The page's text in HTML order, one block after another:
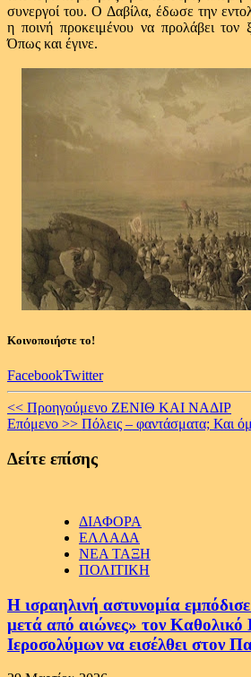
συνεργοί του. Ο Δαβίλα, έδωσε την
η ποινή προκειμένου να προλάβει
Όπως και έγινε.
Κοινοποιήστε το!
FacebookTwitter
Continue
Reading
<< Προηγούμενο ΖΕΝΙΘ ΚΑΙ ΝΑΔΙΡ
Επόμενο >> Πόλεις – φαντάσματα; Και
Δείτε επίσης
ΔΙΑΦΟΡΑ
ΕΛΛΑΔΑ
ΝΕΑ ΤΑΞΗ
ΠΟΛΙΤΙΚΗ
Η ισραηλινή αστυνομία
μετά από αιώνες» τον Καθολικό
Ιεροσολύμων να εισέλθει στον